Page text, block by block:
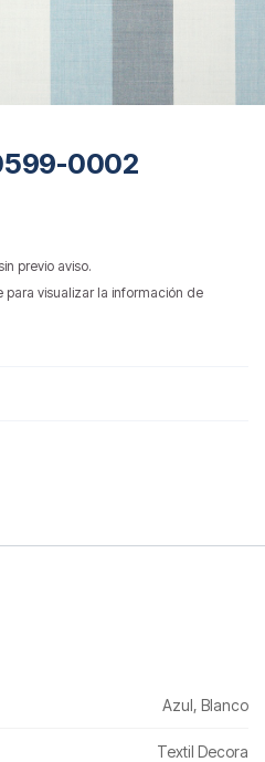
0002
previo aviso.
visualizar la información de
Azul, Blanco
Textil Decora